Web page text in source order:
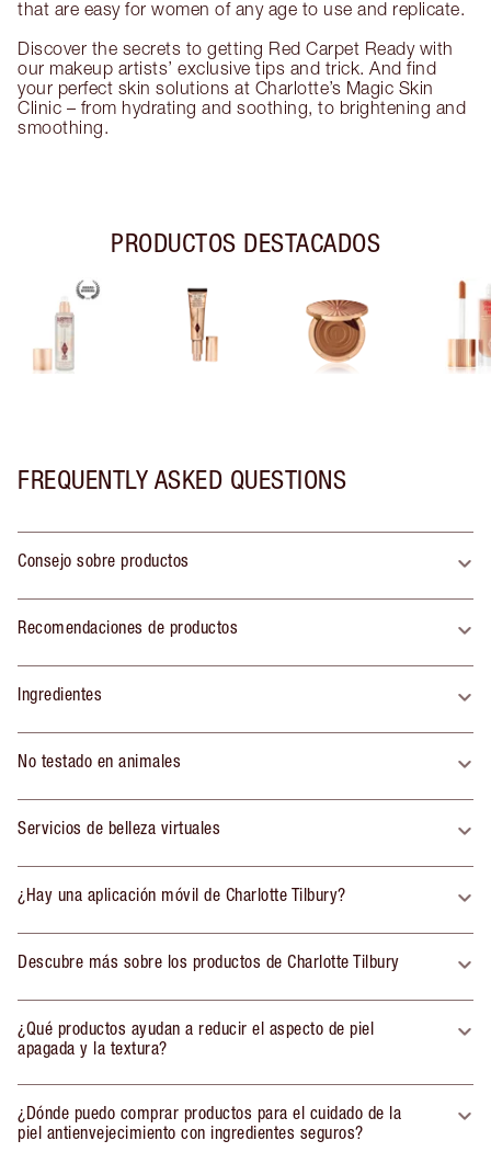
that are easy for women of any age to use and replicate.
Discover the secrets to getting Red Carpet Ready with
our makeup artists’ exclusive tips and trick. And find
your perfect skin solutions at Charlotte’s Magic Skin
Clinic – from hydrating and soothing, to brightening and
smoothing.
PRODUCTOS DESTACADOS
FREQUENTLY ASKED QUESTIONS
Consejo sobre productos
Recomendaciones de productos
Ingredientes
No testado en animales
Servicios de belleza virtuales
¿Hay una aplicación móvil de Charlotte Tilbury?
Descubre más sobre los productos de Charlotte Tilbury
¿Qué productos ayudan a reducir el aspecto de piel
apagada y la textura?
¿Dónde puedo comprar productos para el cuidado de la
piel antienvejecimiento con ingredientes seguros?